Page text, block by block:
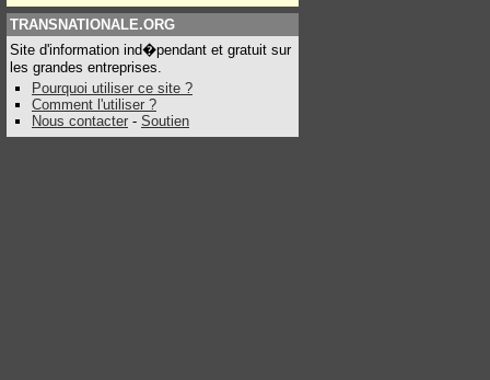
TRANSNATIONALE.ORG
Site d'information ind�pendant et gratuit sur
les grandes entreprises.
Pourquoi utiliser ce site ?
Comment l'utiliser ?
Nous contacter - Soutien